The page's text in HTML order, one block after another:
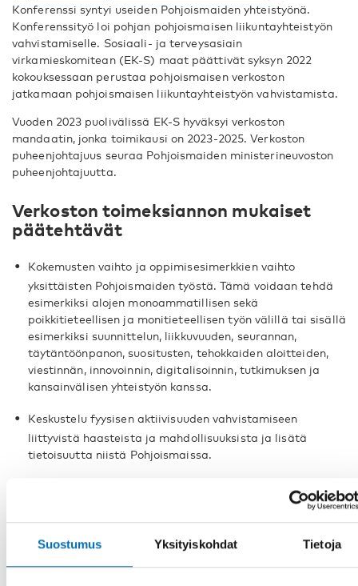
Suostumus Yksityiskohdat Tietoja
Konferenssi syntyi useiden Pohjoismaiden yhteistyönä.
Konferenssityö loi pohjan pohjoismaisen liikuntayhteistyön
vahvistamiselle. Sosiaali- ja terveysasiain
virkamieskomitean (EK-S) maat päättivät syksyn 2022
kokouksessaan perustaa pohjoismaisen verkoston
jatkamaan pohjoismaisen liikuntayhteistyön vahvistamista.
Vuoden 2023 puolivälissä EK-S hyväksyi verkoston
mandaatin, jonka toimikausi on 2023-2025. Verkoston
puheenjohtajuus seuraa Pohjoismaiden ministerineuvoston
puheenjohtajuutta.
Verkoston toimeksiannon mukaiset
päätehtävät
Kokemusten vaihto ja oppimisesimerkkien vaihto
yksittäisten Pohjoismaiden työstä. Tämä voidaan tehdä
esimerkiksi alojen monoammatillisen sekä
poikkitieteellisen ja monitieteellisen työn välillä tai sisällä
esimerkiksi suunnittelun, liikkuvuuden, seurannan,
täytäntöönpanon, suositusten, tehokkaiden aloitteiden,
viestinnän, innovoinnin, digitalisoinnin, tutkimuksen ja
kansainvälisen yhteistyön kanssa.
Keskustelu fyysisen aktiivisuuden vahvistamiseen
liittyvistä haasteista ja mahdollisuuksista ja lisätä
tietoisuutta niistä Pohjoismaissa.
Meeting report from the network meeting in May 2025
Expert meeting on children and young
people’s health and well-being – Focus